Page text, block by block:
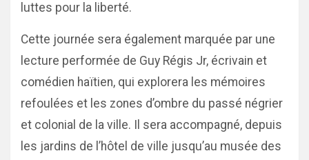
luttes pour la liberté.
Cette journée sera également marquée par une
lecture performée de Guy Régis Jr, écrivain et
comédien haïtien, qui explorera les mémoires
refoulées et les zones d’ombre du passé négrier
et colonial de la ville. Il sera accompagné, depuis
les jardins de l’hôtel de ville jusqu’au musée des